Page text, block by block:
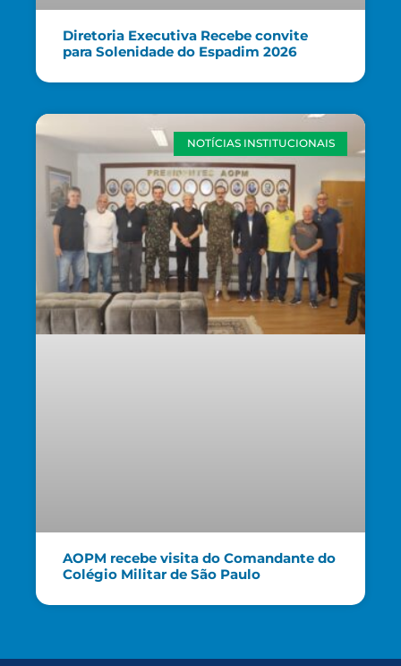
Diretoria Executiva Recebe convite
para Solenidade do Espadim 2026
NOTÍCIAS INSTITUCIONAIS
AOPM recebe visita do Comandante do
Colégio Militar de São Paulo